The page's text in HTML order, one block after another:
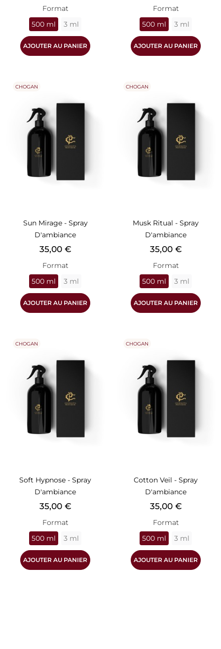
Format
500 ml
3 ml
AJOUTER AU PANIER
Format
500 ml
3 ml
AJOUTER AU PANIER
Sun Mirage - Spray
D'ambiance
Prix
35,00 €
Format
500 ml
3 ml
AJOUTER AU PANIER
CHOGAN
Musk Ritual - Spray
D'ambiance
Prix
35,00 €
Format
500 ml
3 ml
AJOUTER AU PANIER
CHOGAN
Soft Hypnose - Spray
D'ambiance
Prix
35,00 €
Format
500 ml
3 ml
AJOUTER AU PANIER
CHOGAN
Cotton Veil - Spray
D'ambiance
Prix
35,00 €
Format
500 ml
3 ml
AJOUTER AU PANIER
CHOGAN